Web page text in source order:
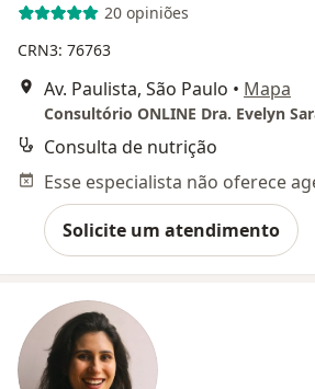
20 opiniões
CRN3: 76763
Av. Paulista, São Paulo • Mapa
Consultório ONLINE Dra. Evelyn
Consulta de nutrição
Solicite um atendimento